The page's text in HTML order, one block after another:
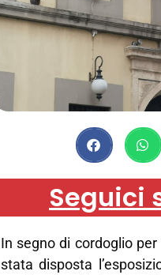
Seguici
In segno di cordoglio
stata disposta